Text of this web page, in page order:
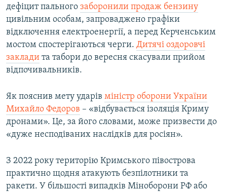
дефіцит пального заборонили продаж бензину
цивільним особам, запроваджено графіки
відключення електроенергії, а перед Керченським
мостом спостерігаються черги. Дитячі оздоровчі
заклади та табори до вересня скасували прийом
відпочивальників.
Як пояснив мету ударів міністр оборони України
Михайло Федоров – «відбувається ізоляція Криму
дронами». Це, за його словами, може призвести до
«дуже несподіваних наслідків для росіян».
З 2022 року територію Кримського півострова
практично щодня атакують безпілотники та
ракети. У більшості випадків Міноборони РФ або